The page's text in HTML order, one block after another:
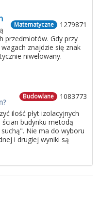
1279871
Matematyczne
przedmiotów. Gdy przy
znajdzie się znak
niwelowany.
1083773
Budowlane
ilość płyt izolacyjnych
budynku metodą
Nie ma do wyboru
i drugiej wyniki są